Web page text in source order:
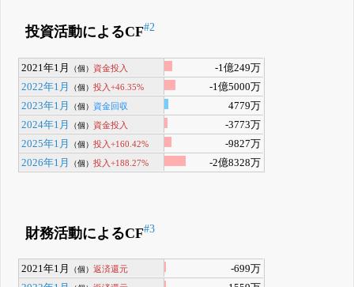
投資活動によるCF#2
2021年1月 （個） 資金投入
-1億249万
2022年1月
（個）投入+46.35%
-1億5000万
2023年1月
（個） 資金回収
4779万
2024年1月
（個） 資金投入
-3773万
2025年1月
（個）投入+160.42%
-9827万
2026年1月
（個）投入+188.27% -2億8328万
財務活動によるCF#3
2021年1月 （個）返済還元
-699万